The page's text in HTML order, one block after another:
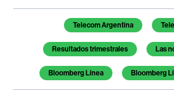
Temas de este artículo
Telecom Argentina
Resultados trimestrales Las
Bloomberg Línea Bloomberg